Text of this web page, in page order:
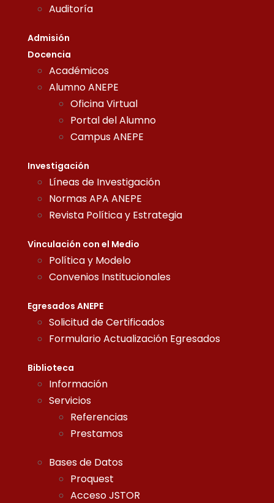
Auditoría
Admisión
Docencia
Académicos
Alumno ANEPE
Oficina Virtual
Portal del Alumno
Campus ANEPE
Investigación
Líneas de Investigación
Normas APA ANEPE
Revista Política y Estrategia
Vinculación con el Medio
Política y Modelo
Convenios Institucionales
Egresados ANEPE
Solicitud de Certificados
Formulario Actualización Egresados
Biblioteca
Información
Servicios
Referencias
Prestamos
Bases de Datos
Proquest
Acceso JSTOR